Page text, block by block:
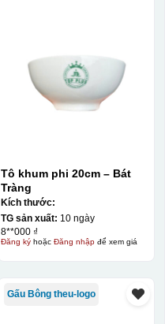
Tô khum phi 20cm – Bát
Tràng
Kích thước:
TG sản xuất: 10 ngày
8**000 ₫
Đăng kýhoặc Đăng nhậpđể xem giá
Gấu Bông theu-logo